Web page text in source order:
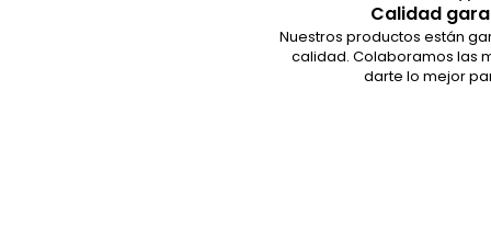
Calidad
Nuestros productos están
calidad. Colaboramos las
darte lo mejor